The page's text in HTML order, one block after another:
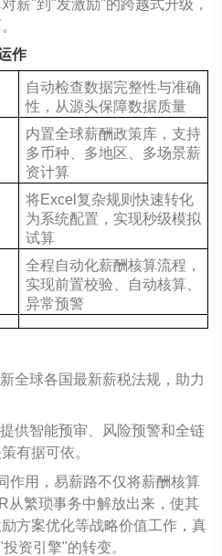
薪"到"发激励"的跨越式升级，
作
自动检查数据完整性与准确
性，从源头保障数据质量
内置全球薪酬政策库，支持
多币种、多地区、多场景薪
资计算
将Excel复杂规则快速转化
为系统配置，实现秒级模拟
试算
全程自动化薪酬核算流程，
实现前置校验、自动核算、
异常预警
全球各国最新薪税法规，助力
供智能预审、风险预警和全链
有据可依。
作用，易薪路不仅将薪酬核算
从繁琐事务中解放出来，使其
方案优化等战略价值工作，真
资引擎"的转变。